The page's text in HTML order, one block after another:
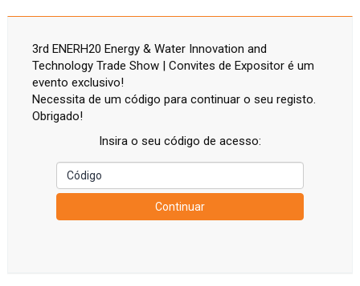
3rd ENERH20 Energy & Water Innovation and
Technology Trade Show | Convites de Expositor é um
evento exclusivo!
Necessita de um código para continuar o seu registo.
Obrigado!
Insira o seu código de acesso:
Continuar